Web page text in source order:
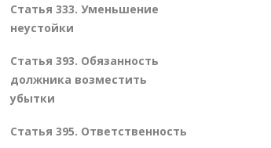
Статья 333. Уменьшение
неустойки
Статья 393. Обязанность
должника возместить
убытки
Статья 395. Ответственность